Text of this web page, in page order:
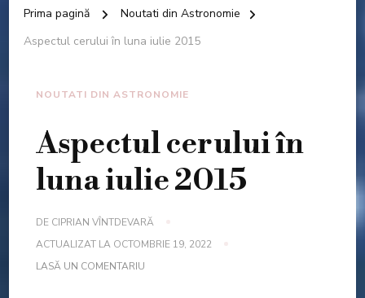
Prima pagină
Noutati din Astronomie
Aspectul cerului în luna iulie 2015
NOUTATI DIN ASTRONOMIE
Aspectul cerului în
luna iulie 2015
DE CIPRIAN VÎNTDEVARĂ
ACTUALIZAT LA OCTOMBRIE 19, 2022
LASĂ UN COMENTARIU